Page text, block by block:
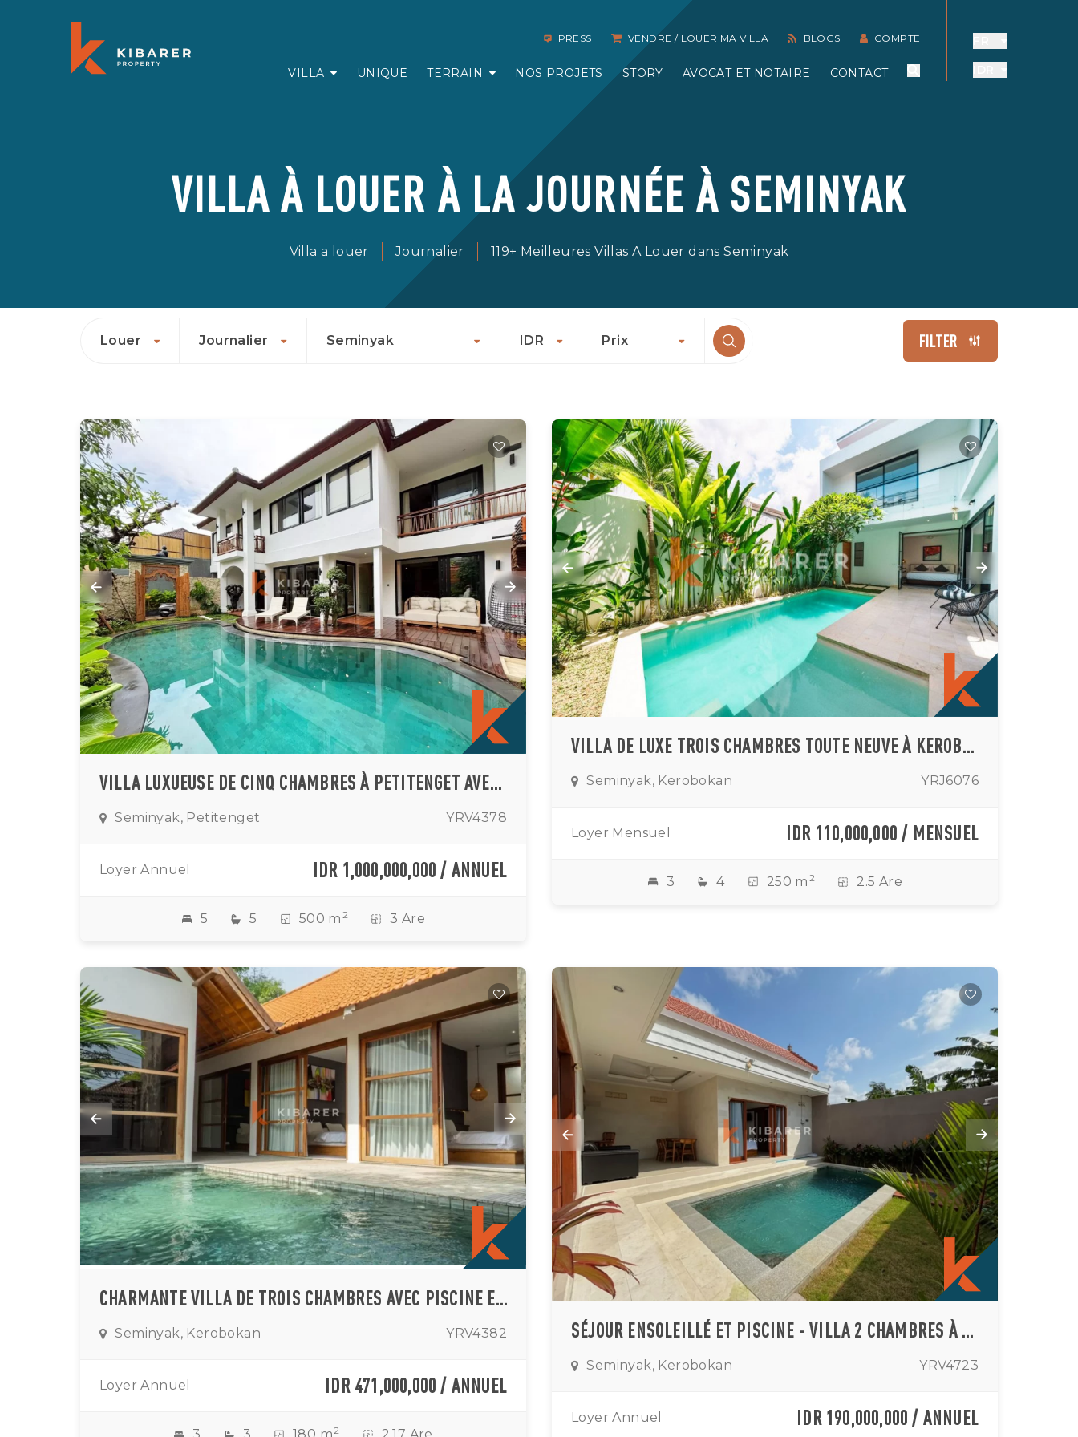
PRESS VENDRE / LOUER MA VILLA BLOGS COMPTE
VILLA UNIQUE TERRAIN NOS PROJETS STORY AVOCAT ET NOTAIRE CONTACT
VILLA À LOUER À LA JOURNÉE À SEMINYAK
Villa a louer Journalier 119+ Meilleures Villas A Louer dans Seminyak
Louer Journalier Seminyak IDR Prix FILTER
VILLA LUXUEUSE DE CINQ CHAMBRES À PETITENGET AVEC DE LUXUEUX ESPACES DE VIE CLOS
Seminyak, Petitenget YRV4378
Loyer Annuel IDR 1,000,000,000 / ANNUEL
5 5 500 m 2 3 Are
VILLA DE LUXE TROIS CHAMBRES TOUTE NEUVE À KEROBOKAN, EMPLACEMENT PRIVILÉGIÉ
Seminyak, Kerobokan YRJ6076
Loyer Mensuel IDR 110,000,000 / MENSUEL
3 4 250 m 2 2.5 Are
CHARMANTE VILLA DE TROIS CHAMBRES AVEC PISCINE ET EMPLACEMENT PRIVILÉGIÉ À KEROBOKAN
Seminyak, Kerobokan YRV4382
Loyer Annuel IDR 471,000,000 / ANNUEL
2
SÉJOUR ENSOLEILLÉ ET PISCINE - VILLA 2 CHAMBRES À SEMINYAK
Seminyak, Kerobokan YRV4723
Loyer Annuel IDR 190,000,000 / ANNUEL